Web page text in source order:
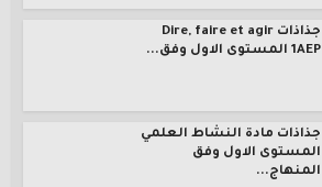
جذاذات Dire, faire et agir
1AEP المستوى الاول وفق...
جذاذات مادة النشاط العلمي
المستوى الاول وفق
المنهاج...